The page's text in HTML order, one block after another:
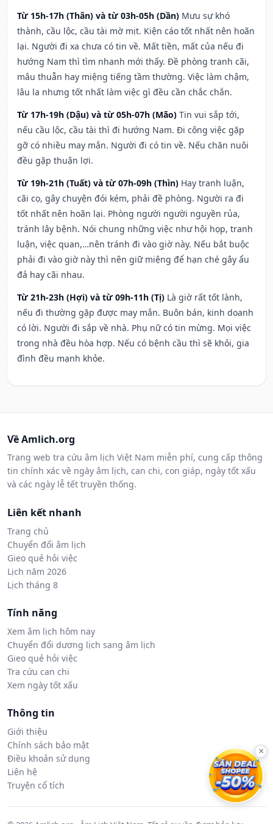
Từ 15h-17h (Thân) và từ 03h-05h (Dần) Mưu sự khó
thành, cầu lộc, cầu tài mờ mịt. Kiện cáo tốt nhất nên hoãn
lại. Người đi xa chưa có tin về. Mất tiền, mất của nếu đi
hướng Nam thì tìm nhanh mới thấy. Đề phòng tranh cãi,
mâu thuẫn hay miệng tiếng tầm thường. Việc làm chậm,
lâu la nhưng tốt nhất làm việc gì đều cần chắc chắn.
Từ 17h-19h (Dậu) và từ 05h-07h (Mão) Tin vui sắp tới,
nếu cầu lộc, cầu tài thì đi hướng Nam. Đi công việc gặp
gỡ có nhiều may mắn. Người đi có tin về. Nếu chăn nuôi
đều gặp thuận lợi.
Từ 19h-21h (Tuất) và từ 07h-09h (Thìn) Hay tranh luận,
cãi cọ, gây chuyện đói kém, phải đề phòng. Người ra đi
tốt nhất nên hoãn lại. Phòng người người nguyền rủa,
tránh lây bệnh. Nói chung những việc như hội họp, tranh
luận, việc quan,…nên tránh đi vào giờ này. Nếu bắt buộc
phải đi vào giờ này thì nên giữ miệng để hạn ché gây ẩu
đả hay cãi nhau.
Từ 21h-23h (Hợi) và từ 09h-11h (Tị) Là giờ rất tốt lành,
nếu đi thường gặp được may mắn. Buôn bán, kinh doanh
có lời. Người đi sắp về nhà. Phụ nữ có tin mừng. Mọi việc
trong nhà đều hòa hợp. Nếu có bệnh cầu thì sẽ khỏi, gia
đình đều mạnh khỏe.
Về Amlich.org
Trang web tra cứu âm lịch Việt Nam miễn phí, cung cấp thông
tin chính xác về ngày âm lịch, can chi, con giáp, ngày tốt xấu
và các ngày lễ tết truyền thống.
Liên kết nhanh
Trang chủ
Chuyển đổi âm lịch
Gieo quẻ hỏi việc
Lịch năm 2026
Lịch tháng 8
Tính năng
Xem âm lịch hôm nay
Chuyển đổi dương lịch sang âm lịch
Gieo quẻ hỏi việc
Tra cứu can chi
Xem ngày tốt xấu
Thông tin
Giới thiệu
Chính sách bảo mật
Điều khoản sử dụng
Liên hệ
Truyện cổ tích
×